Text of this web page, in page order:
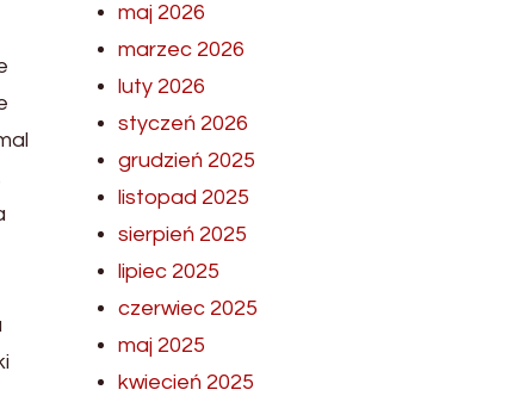
maj 2026
marzec 2026
luty 2026
styczeń 2026
grudzień 2025
listopad 2025
sierpień 2025
lipiec 2025
czerwiec 2025
maj 2025
kwiecień 2025